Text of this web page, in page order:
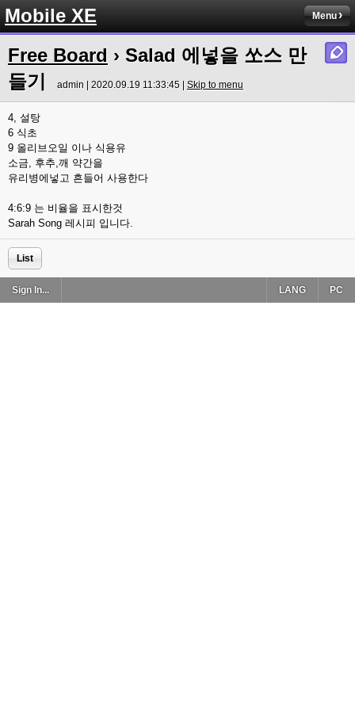
Mobile XE Menu
Free Board › Salad 에넣을 쏘스 만
들기
admin | 2020.09.19 11:33:45 | Skip to menu
4, 설탕
6 식초
9 올리브오일 이나 식용유
소금, 후추,깨 약간을
유리병에넣고 흔들어 사용한다
4:6:9 는 비율을 표시한것
Sarah Song 레시피 입니다.
List
Sign In... PC
LANG